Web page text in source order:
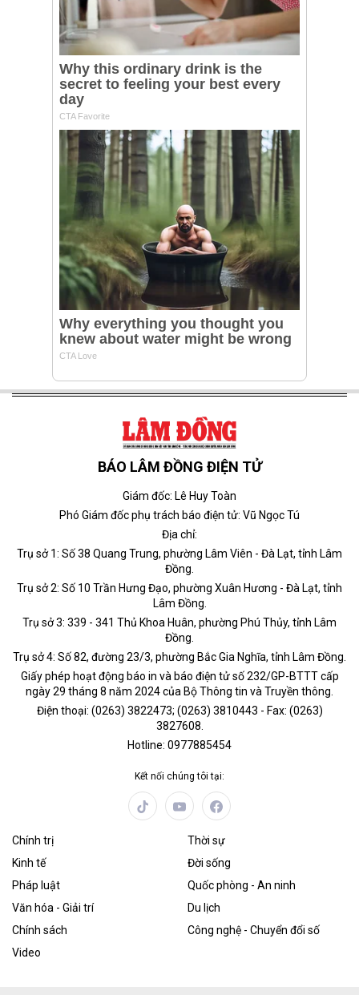
BÁO LÂM ĐỒNG ĐIỆN TỬ
Giám đốc: Lê Huy Toàn
Phó Giám đốc phụ trách báo điện tử: Vũ Ngọc Tú
Địa chỉ:
Trụ sở 1: Số 38 Quang Trung, phường Lâm Viên - Đà Lạt, tỉnh Lâm
Đồng.
Trụ sở 2: Số 10 Trần Hưng Đạo, phường Xuân Hương - Đà Lạt, tỉnh
Lâm Đồng.
Trụ sở 3: 339 - 341 Thủ Khoa Huân, phường Phú Thủy, tỉnh Lâm
Đồng.
Trụ sở 4: Số 82, đường 23/3, phường Bắc Gia Nghĩa, tỉnh Lâm Đồng.
Giấy phép hoạt động báo in và báo điện tử số 232/GP-BTTT cấp
ngày 29 tháng 8 năm 2024 của Bộ Thông tin và Truyền thông.
Điện thoại: (0263) 3822473; (0263) 3810443 - Fax: (0263)
3827608.
Hotline: 0977885454
Kết nối chúng tôi tại:
Chính trị
Thời sự
Kinh tế
Đời sống
Pháp luật
Quốc phòng - An ninh
Văn hóa - Giải trí
Du lịch
Chính sách
Công nghệ - Chuyển đổi số
Video